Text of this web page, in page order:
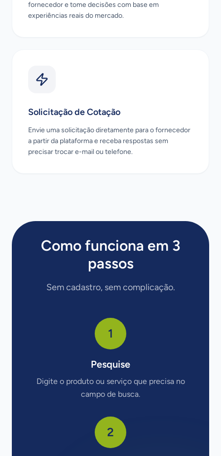
fornecedor e tome decisões com base em
experiências reais do mercado.
Solicitação de Cotação
Envie uma solicitação diretamente para o fornecedor
a partir da plataforma e receba respostas sem
precisar trocar e-mail ou telefone.
Como funciona em 3
passos
Sem cadastro, sem complicação.
1
Pesquise
Digite o produto ou serviço que precisa no
campo de busca.
2